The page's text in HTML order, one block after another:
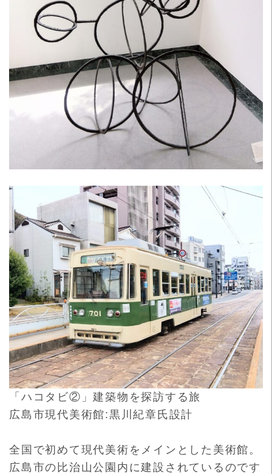
「ハコタビ②」建築物を探訪する旅
広島市現代美術館:黒川紀章氏設計
全国で初めて現代美術をメインとした美術館。
広島市の比治山公園内に建設されているのです